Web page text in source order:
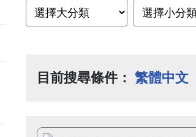
目前搜尋條件： 繁體中文